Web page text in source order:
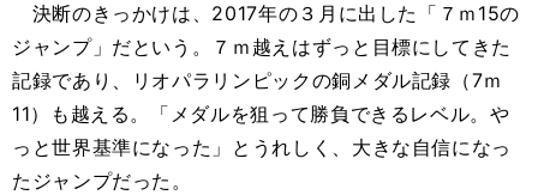
決断のきっかけは、2017年の３月に出した「７ｍ15の
ジャンプ」だという。７ｍ越えはずっと目標にしてきた
記録であり、リオパラリンピックの銅メダル記録（7ｍ
11）も越える。「メダルを狙って勝負できるレベル。や
っと世界基準になった」とうれしく、大きな自信になっ
たジャンプだった。